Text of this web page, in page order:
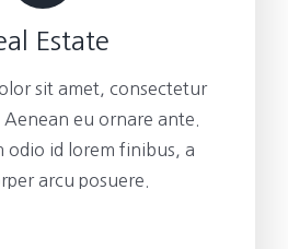
Estate
sit amet, consectetur
eu ornare ante.
odio id lorem finibus, a
arcu posuere.